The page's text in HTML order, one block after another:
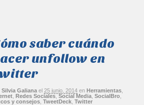
saber cuándo
unfollow en
Silvia Galiana el 25 junio, 2014 en Herramientas
,Redes Sociales,Social Media ,SocialBro
y consejos ,TweetDeck ,Twitter